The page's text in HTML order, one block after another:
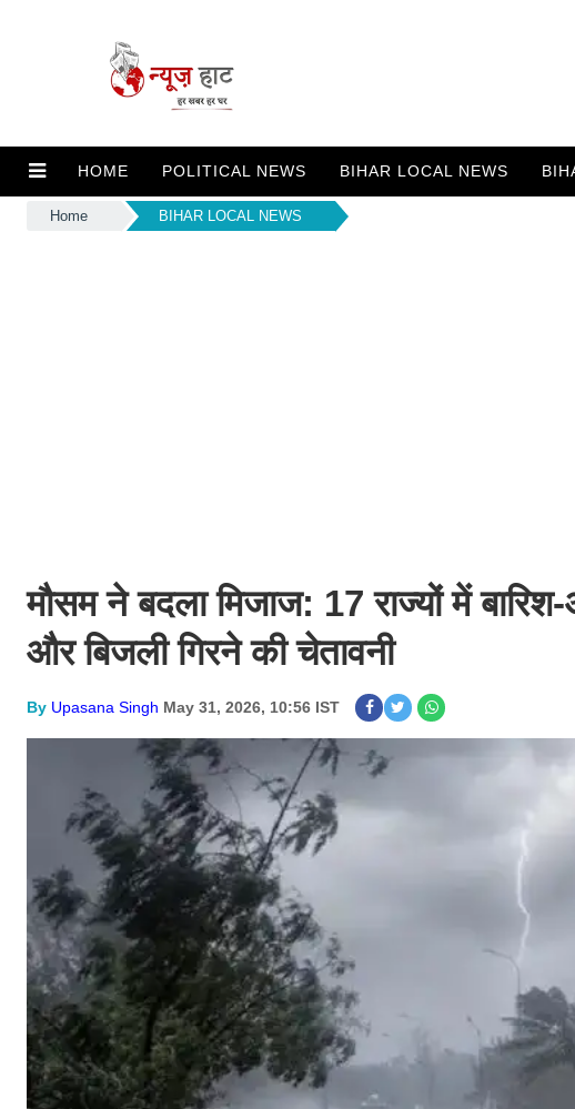
HOME POLITICAL NEWS BIHAR LOCAL NEWS
Home BIHAR LOCAL NEWS
मौसम ने बदला मिजाज: 17 राज्यों में
और बिजली गिरने की चेतावनी
By Upasana Singh May 31, 2026, 10:56 IST